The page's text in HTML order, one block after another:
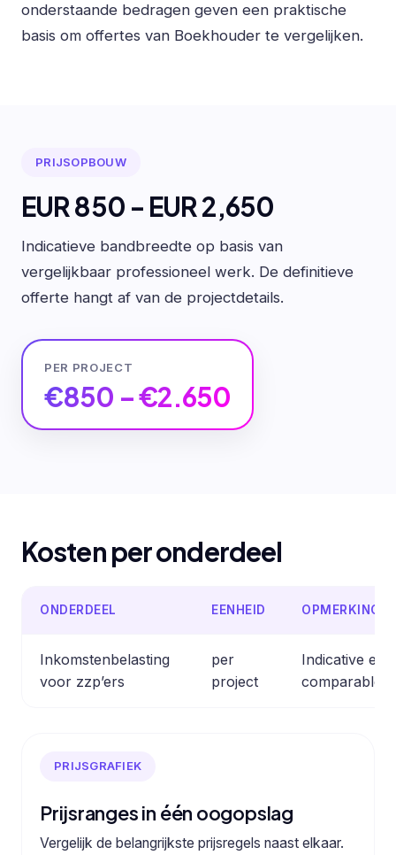
onderstaande bedragen geven een praktische
basis om offertes van Boekhouder te vergelijken.
PRIJSOPBOUW
EUR 850 - EUR 2,650
Indicatieve bandbreedte op basis van
vergelijkbaar professioneel werk. De definitieve
offerte hangt af van de projectdetails.
PER PROJECT
€850 – €2.650
Kosten per onderdeel
ONDERDEEL EENHEID OPMERKING
Inkomstenbelasting
voor zzp’ers
per
project
Indicative
comparable
PRIJSGRAFIEK
Prijsranges in één oogopslag
Vergelijk de belangrijkste prijsregels naast elkaar.